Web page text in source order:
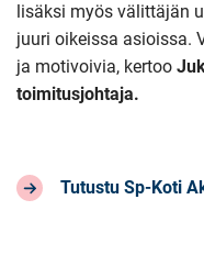
lisäksi myös välittäjän
juuri oikeissa asioissa.
ja motivoivia, kertoo
toimitusjohtaja.
Tutustu Sp-Koti